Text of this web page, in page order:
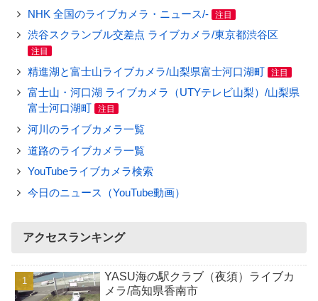
NHK 全国のライブカメラ・ニュース/- 注目
渋谷スクランブル交差点 ライブカメラ/東京都渋谷区
注目
精進湖と富士山ライブカメラ/山梨県富士河口湖町 注目
富士山・河口湖 ライブカメラ（UTYテレビ山梨）/山梨県
富士河口湖町
注目
河川のライブカメラ一覧
道路のライブカメラ一覧
YouTubeライブカメラ検索
今日のニュース（YouTube動画）
アクセスランキング
YASU海の駅クラブ（夜須）ライブカ
メラ/高知県香南市